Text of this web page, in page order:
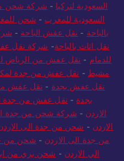
السعودية لتركيا - شركة شحن
السعودية للمغرب - شحن
بالباحة - نقل عفش الباحة -
نقل اثاث بالباحة- شركة نقل
للدمام - نقل عفش من الرياض
مشيط - نقل عفش من جدة
نقل عفش بجدة - نقل عفش
بجدة - نقل عفش من جدة
الاردن - شركة شحن من جدة
الاردن - شحن من جدة الى
من جدة الى الاردن - شحن من
الي الاردن - شحن بري من